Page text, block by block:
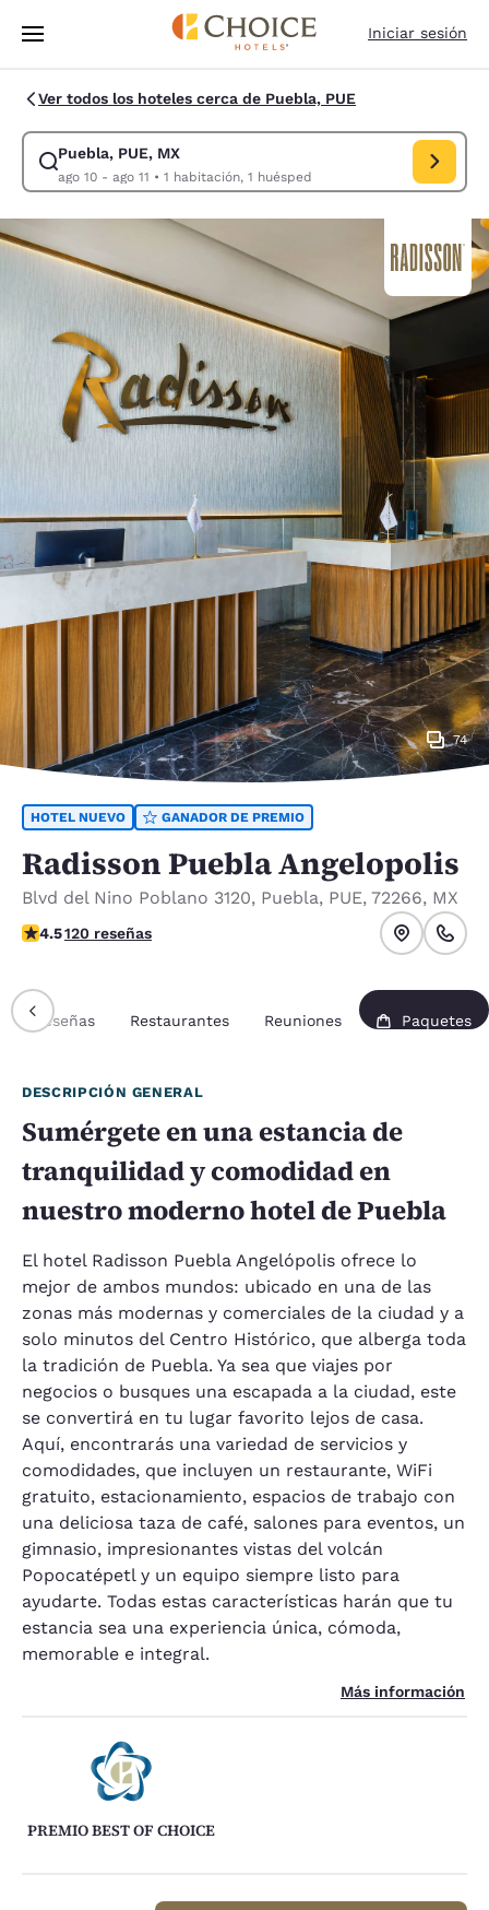
Pasar A Contenido Principal
Iniciar sesión
Ver todos los hoteles cerca de Puebla, PUE
Puebla, PUE, MX
ago 10 - ago 11 • 1 habitación, 1 huésped
Modificar la búsqueda de Puebla, PUE, MX. Fecha de check-in ago 10,
74
HOTEL NUEVO GANADOR DE PREMIO
Radisson Puebla Angelopolis
Blvd del Nino Poblano 3120, Puebla, PUE, 72266, MX
calificación de 4.47 estrellas. Excelente.
4.5120 reseñas
Reseñas Restaurantes Reuniones Paquetes
DESCRIPCIÓN GENERAL
Sumérgete en una estancia de
tranquilidad y comodidad en
nuestro moderno hotel de Puebla
El hotel Radisson Puebla Angelópolis ofrece lo
mejor de ambos mundos: ubicado en una de las
zonas más modernas y comerciales de la ciudad y a
solo minutos del Centro Histórico, que alberga toda
la tradición de Puebla. Ya sea que viajes por
negocios o busques una escapada a la ciudad, este
se convertirá en tu lugar favorito lejos de casa.
Aquí, encontrarás una variedad de servicios y
comodidades, que incluyen un restaurante, WiFi
gratuito, estacionamiento, espacios de trabajo con
una deliciosa taza de café, salones para eventos, un
gimnasio, impresionantes vistas del volcán
Popocatépetl y un equipo siempre listo para
ayudarte. Todas estas características harán que tu
estancia sea una experiencia única, cómoda,
memorable e integral.
Más información
PREMIO BEST OF CHOICE